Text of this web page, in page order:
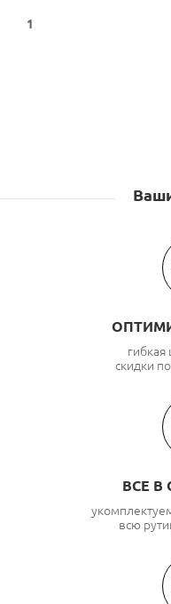
1
гибкая
скидки
ВСЕ В
всю